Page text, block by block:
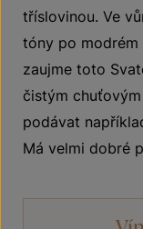
tříslovinou. Ve
tóny po modrém
zaujme toto
čistým
podávat
Má velmi dobré